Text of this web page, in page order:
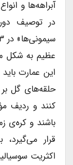
در توصیف
عظیم به شکل
این عمارت
حلقه‌های گل بر
کنند و ردیف
باشند و کره‌ی
قرار می‌گیرد،
اکثریت